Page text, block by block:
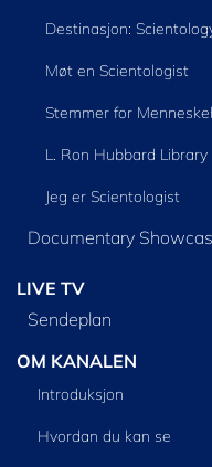
Destinasjon:
Møt en Scientologist
Stemmer for
L. Ron Hubbard
Jeg er Scientologist
Documentary
LIVE TV
Sendeplan
OM KANALEN
Introduksjon
Hvordan du kan se